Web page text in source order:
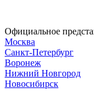
Официальное
Москва
Санкт-Петербург
Воронеж
Нижний Новгород
Новосибирск